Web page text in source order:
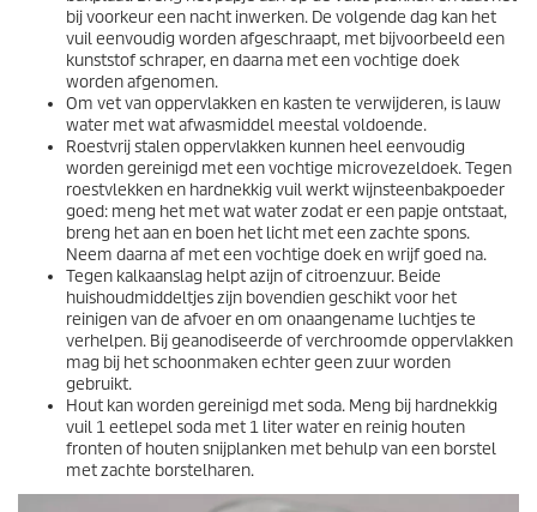
bij voorkeur een nacht inwerken. De volgende dag kan het
vuil eenvoudig worden afgeschraapt, met bijvoorbeeld een
kunststof schraper, en daarna met een vochtige doek
worden afgenomen.
Om vet van oppervlakken en kasten te verwijderen, is lauw
water met wat afwasmiddel meestal voldoende.
Roestvrij stalen oppervlakken kunnen heel eenvoudig
worden gereinigd met een vochtige microvezeldoek. Tegen
roestvlekken en hardnekkig vuil werkt wijnsteenbakpoeder
goed: meng het met wat water zodat er een papje ontstaat,
breng het aan en boen het licht met een zachte spons.
Neem daarna af met een vochtige doek en wrijf goed na.
Tegen kalkaanslag helpt azijn of citroenzuur. Beide
huishoudmiddeltjes zijn bovendien geschikt voor het
reinigen van de afvoer en om onaangename luchtjes te
verhelpen. Bij geanodiseerde of verchroomde oppervlakken
mag bij het schoonmaken echter geen zuur worden
gebruikt.
Hout kan worden gereinigd met soda. Meng bij hardnekkig
vuil 1 eetlepel soda met 1 liter water en reinig houten
fronten of houten snijplanken met behulp van een borstel
met zachte borstelharen.